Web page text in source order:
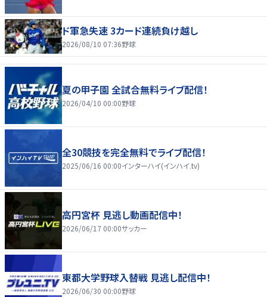
ド軍急失速 3カード連続負け越し
2026/08/10 07:36野球
夏の甲子園 全試合無料ライブ配信！
2026/04/10 00:00野球
全30競技を完全無料でライブ配信！
2025/06/16 00:00インターハイ(インハイ.tv)
高円宮杯 見逃し動画配信中！
2026/06/17 00:00サッカー
東都大学野球入替戦 見逃し配信中！
2026/06/30 00:00野球